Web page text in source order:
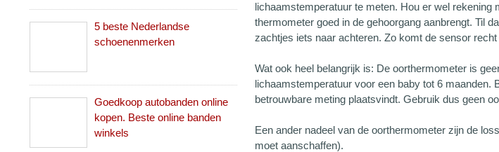
lichaamstemperatuur te meten. Hou er wel rekening
thermometer goed in de gehoorgang aanbrengt. Til
zachtjes iets naar achteren. Zo komt de sensor
Wat ook heel belangrijk is: De oorthermometer is
lichaamstemperatuur voor een baby tot 6 maanden.
betrouwbare meting plaatsvindt. Gebruik dus geen
Een ander nadeel van de oorthermometer zijn de
moet aanschaffen).
5 beste Nederlandse
schoenenmerken
Goedkoop autobanden online
kopen. Beste online banden
winkels